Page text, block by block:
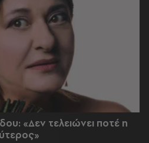
«Δεν τελειώνει ποτέ η